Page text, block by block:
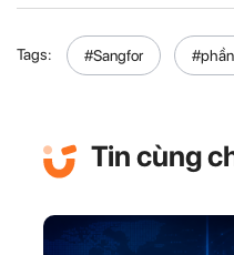
Tags: #Sangfor
Tin cùng